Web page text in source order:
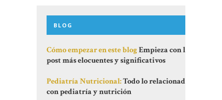
BLOG
Cómo empezar en este blogEmpieza con los
post más elocuentes y significativos
Pediatría Nutricional:Todo lo relacionado
con pediatría y nutrición